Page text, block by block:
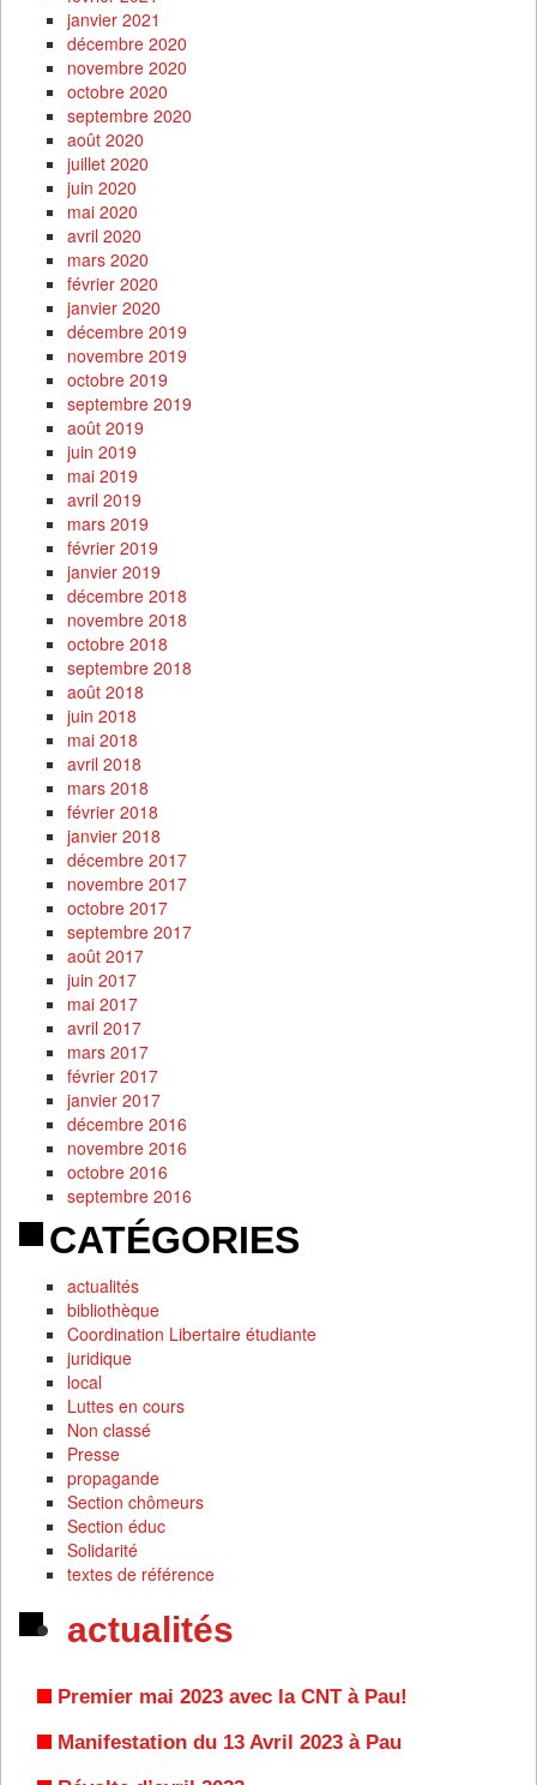
janvier 2021
décembre 2020
novembre 2020
octobre 2020
septembre 2020
août 2020
juillet 2020
juin 2020
mai 2020
avril 2020
mars 2020
février 2020
janvier 2020
décembre 2019
novembre 2019
octobre 2019
septembre 2019
août 2019
juin 2019
mai 2019
avril 2019
mars 2019
février 2019
janvier 2019
décembre 2018
novembre 2018
octobre 2018
septembre 2018
août 2018
juin 2018
mai 2018
avril 2018
mars 2018
février 2018
janvier 2018
décembre 2017
novembre 2017
octobre 2017
septembre 2017
août 2017
juin 2017
mai 2017
avril 2017
mars 2017
février 2017
janvier 2017
décembre 2016
novembre 2016
octobre 2016
septembre 2016
CATÉGORIES
actualités
bibliothèque
Coordination Libertaire étudiante
juridique
local
Luttes en cours
Non classé
Presse
propagande
Section chômeurs
Section éduc
Solidarité
textes de référence
actualités
Premier mai 2023 avec la CNT à Pau!
Manifestation du 13 Avril 2023 à Pau